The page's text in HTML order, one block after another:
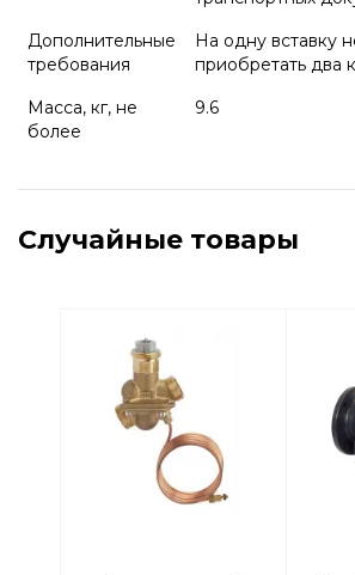
Дополнительные
требования
На одну вставку
приобретать два
Масса, кг, не
более
9.6
Случайные товары